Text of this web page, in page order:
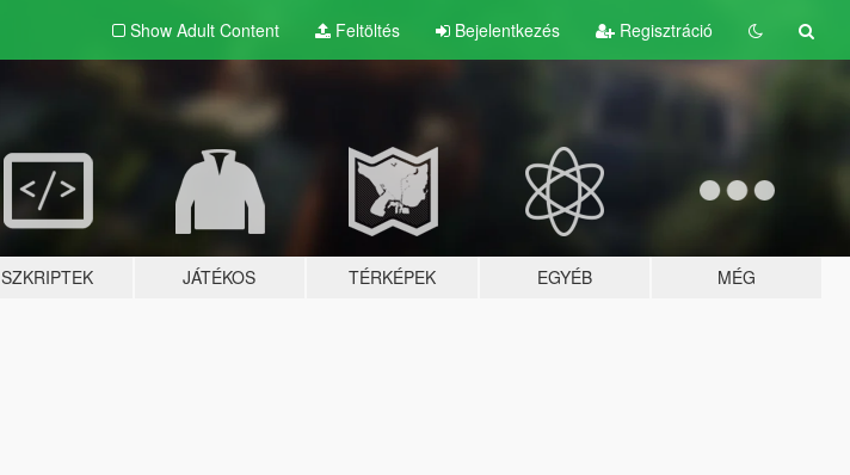
Show Adult Content Feltöltés Bejelentkezés Regisztráció
SZKRIPTEK JÁTÉKOS TÉRKÉPEK EGYÉB MÉG